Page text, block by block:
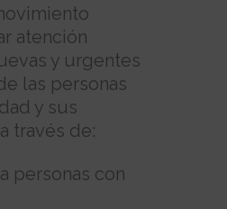
atención
y urgentes
las personas
y sus
través de:
personas con